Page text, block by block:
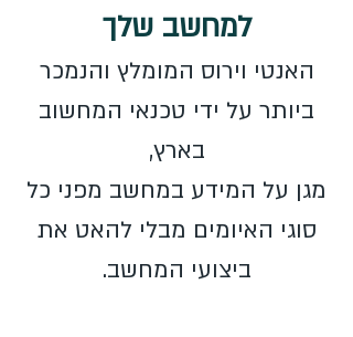
למחשב שלך
האנטי וירוס המומלץ והנמכר
ביותר על ידי טכנאי המחשוב
בארץ,
מגן על המידע במחשב מפני כל
סוגי האיומים מבלי להאט את
ביצועי המחשב.